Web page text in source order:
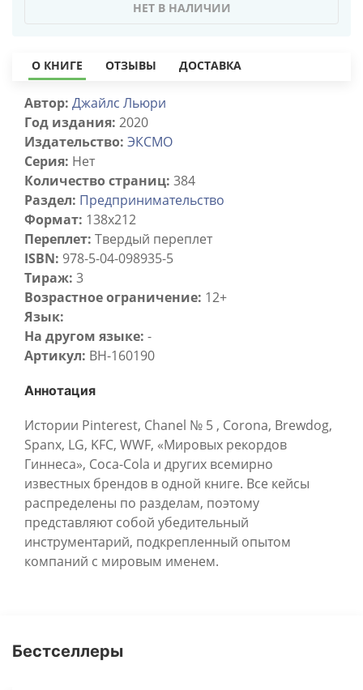
НЕТ В НАЛИЧИИ
О КНИГЕ ОТЗЫВЫ ДОСТАВКА
Автор: Джайлс Льюри
Год издания: 2020
Издательство: ЭКСМО
Серия: Нет
Количество страниц: 384
Раздел: Предпринимательство
Формат: 138x212
Переплет: Твердый переплет
ISBN: 978-5-04-098935-5
Тираж: 3
Возрастное ограничение: 12+
Язык:
На другом языке: -
Артикул: BH-160190
Аннотация
Истории Pinterest, Chanel № 5 , Corona, Brewdog,
Spanx, LG, KFC, WWF, «Мировых рекордов
Гиннеса», Coca-Cola и других всемирно
известных брендов в одной книге. Все кейсы
распределены по разделам, поэтому
представляют собой убедительный
инструментарий, подкрепленный опытом
компаний с мировым именем.
Бестселлеры